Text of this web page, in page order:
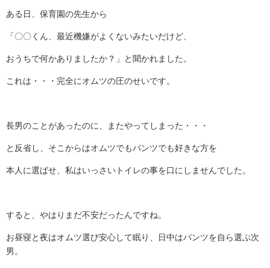
ある日、保育園の先生から
「〇〇くん、最近機嫌がよくないみたいだけど、
おうちで何かありましたか？」と聞かれました。
これは・・・完全にオムツの圧のせいです。
長男のことがあったのに、またやってしまった・・・
と反省し、そこからはオムツでもパンツでも好きな方を
本人に選ばせ、私はいっさいトイレの事を口にしませんでした。
すると、やはりまだ不安だったんですね。
お昼寝と夜はオムツ選び安心して眠り、日中はパンツを自ら選ぶ次
男。